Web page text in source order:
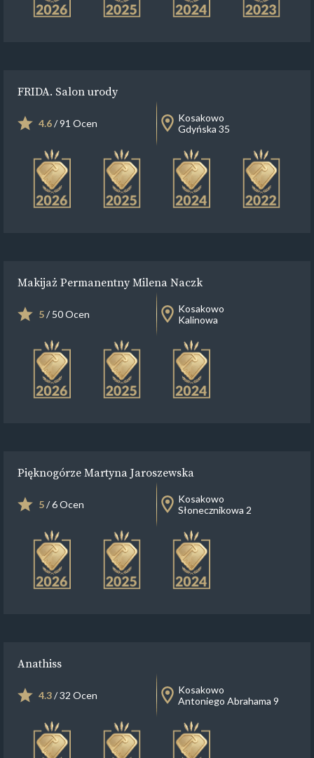
FRIDA. Salon urody
4.6/ 91 Ocen
Kosakowo
Gdyńska 35
Makijaż Permanentny Milena Naczk
5/ 50 Ocen
Kosakowo
Kalinowa
Pięknogórze Martyna Jaroszewska
5/ 6 Ocen
Kosakowo
Słonecznikowa 2
Anathiss
4.3/ 32 Ocen
Kosakowo
Antoniego Abrahama 9